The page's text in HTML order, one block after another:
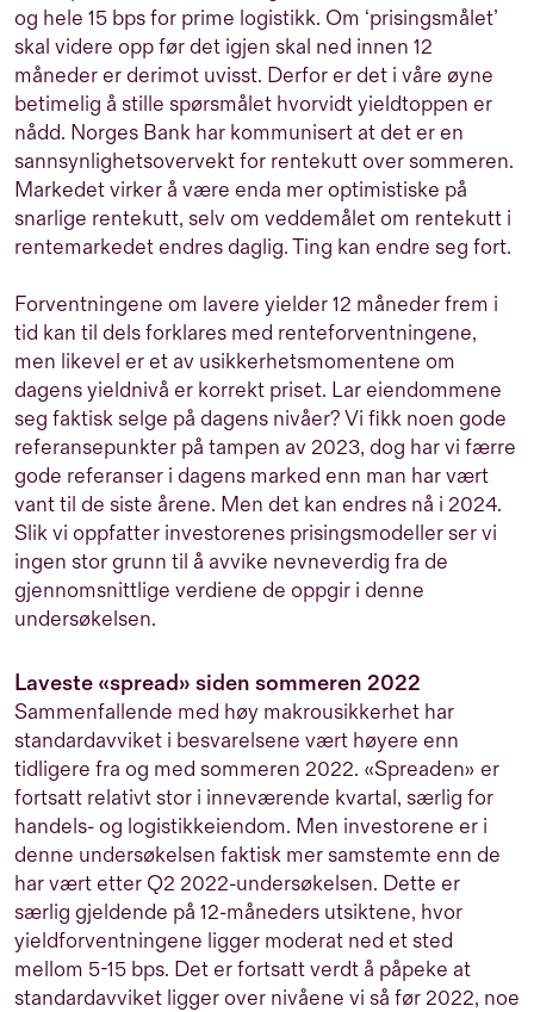
og hele 15 bps for prime logistikk. Om ‘prisingsmålet’
skal videre opp før det igjen skal ned innen 12
måneder er derimot uvisst. Derfor er det i våre øyne
betimelig å stille spørsmålet hvorvidt yieldtoppen er
nådd. Norges Bank har kommunisert at det er en
sannsynlighetsovervekt for rentekutt over sommeren.
Markedet virker å være enda mer optimistiske på
snarlige rentekutt, selv om veddemålet om rentekutt i
rentemarkedet endres daglig. Ting kan endre seg fort.
Forventningene om lavere yielder 12 måneder frem i
tid kan til dels forklares med renteforventningene,
men likevel er et av usikkerhetsmomentene om
dagens yieldnivå er korrekt priset. Lar eiendommene
seg faktisk selge på dagens nivåer? Vi fikk noen gode
referansepunkter på tampen av 2023, dog har vi færre
gode referanser i dagens marked enn man har vært
vant til de siste årene. Men det kan endres nå i 2024.
Slik vi oppfatter investorenes prisingsmodeller ser vi
ingen stor grunn til å avvike nevneverdig fra de
gjennomsnittlige verdiene de oppgir i denne
undersøkelsen.
Laveste «spread» siden sommeren 2022
Sammenfallende med høy makrousikkerhet har
standardavviket i besvarelsene vært høyere enn
tidligere fra og med sommeren 2022. «Spreaden» er
fortsatt relativt stor i inneværende kvartal, særlig for
handels- og logistikkeiendom. Men investorene er i
denne undersøkelsen faktisk mer samstemte enn de
har vært etter Q2 2022-undersøkelsen. Dette er
særlig gjeldende på 12-måneders utsiktene, hvor
yieldforventningene ligger moderat ned et sted
mellom 5-15 bps. Det er fortsatt verdt å påpeke at
standardavviket ligger over nivåene vi så før 2022, noe